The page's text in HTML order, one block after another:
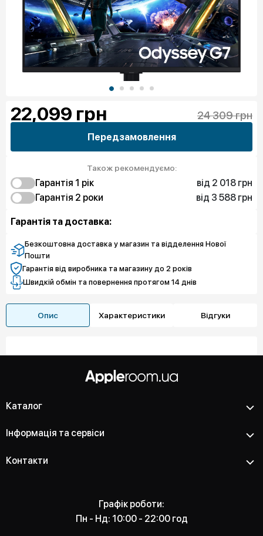
22,099 грн 24 309 грн
Передзамовлення
Також рекомендуємо:
Гарантія 1 рік
від 2 018 грн
Захист від браку
2 018 грн
Чистий спокій
Гарантія 2 роки
від 3 588 грн
Захист екрану
Чистий спокій
264 570 грн
Гарантія та доставка:
Безкоштовна доставка у магазин та відделення Нової
Пошти
Гарантія від виробника та магазину до 2 років
Швидкій обмін та повернення протягом 14 днів
Опис Характеристики Відгуки
Каталог
Інформація та сервіси
Контакти
Графік роботи:
Пн - Нд: 10:00 - 22:00 год